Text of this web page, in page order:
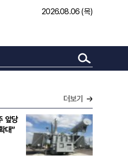
2026.08.06 (목)
더보기
앞당
대”